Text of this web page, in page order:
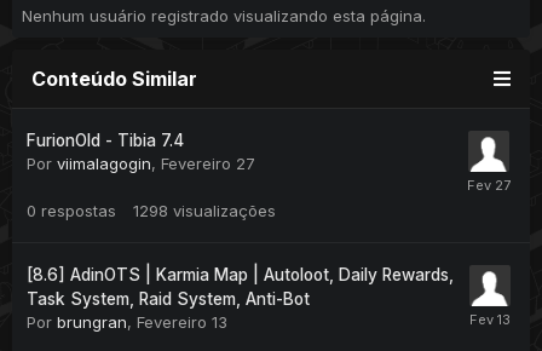
Nenhum usuário registrado visualizando esta página.
Conteúdo Similar
FurionOld - Tibia 7.4
Por viimalagogin, Fevereiro 27
0 respostas 1298 visualizações
[8.6] AdinOTS | Karmia Map | Autoloot, Daily Rewards,
Task System, Raid System, Anti-Bot
Por brungran, Fevereiro 13